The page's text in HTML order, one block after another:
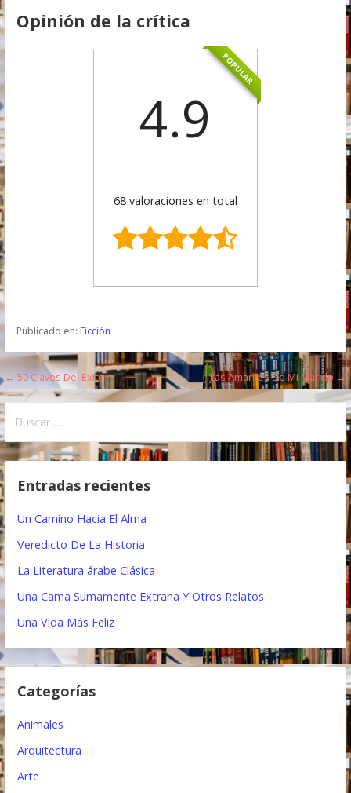
Opinión de la crítica
POPULAR
4.9
68 valoraciones en total
Publicado en: Ficción
N
a
v
e
a
ó
d
n
← 50 Claves Del Exito Las Amantes De Mi Marido →
s
Entradas recientes
Un Camino Hacia El Alma
Veredicto De La Historia
La Literatura árabe Clásica
Una Cama Sumamente Extrana Y Otros Relatos
Una Vida Más Feliz
Categorías
Animales
Arquitectura
Arte